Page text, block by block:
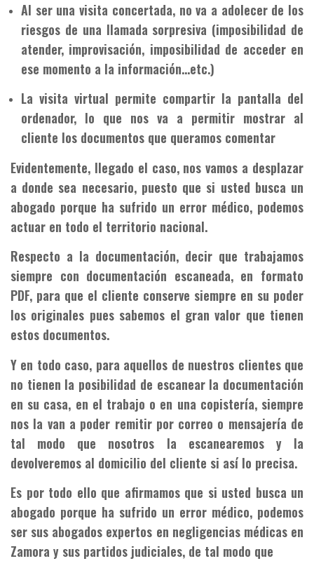
Al ser una visita concertada, no va a adolecer de los
riesgos de una llamada sorpresiva (imposibilidad de
atender, improvisación, imposibilidad de acceder en
ese momento a la información…etc.)
La visita virtual permite compartir la pantalla del
ordenador, lo que nos va a permitir mostrar al
cliente los documentos que queramos comentar
Evidentemente, llegado el caso, nos vamos a desplazar
a donde sea necesario, puesto que si usted busca un
abogado porque ha sufrido un error médico, podemos
actuar en todo el territorio nacional.
Respecto a la documentación, decir que trabajamos
siempre con documentación escaneada, en formato
PDF, para que el cliente conserve siempre en su poder
los originales pues sabemos el gran valor que tienen
estos documentos.
Y en todo caso, para aquellos de nuestros clientes que
no tienen la posibilidad de escanear la documentación
en su casa, en el trabajo o en una copistería, siempre
nos la van a poder remitir por correo o mensajería de
tal modo que nosotros la escanearemos y la
devolveremos al domicilio del cliente si así lo precisa.
Es por todo ello que afirmamos que si usted busca un
abogado porque ha sufrido un error médico, podemos
ser sus abogados expertos en negligencias médicas en
Zamora y sus partidos judiciales, de tal modo que